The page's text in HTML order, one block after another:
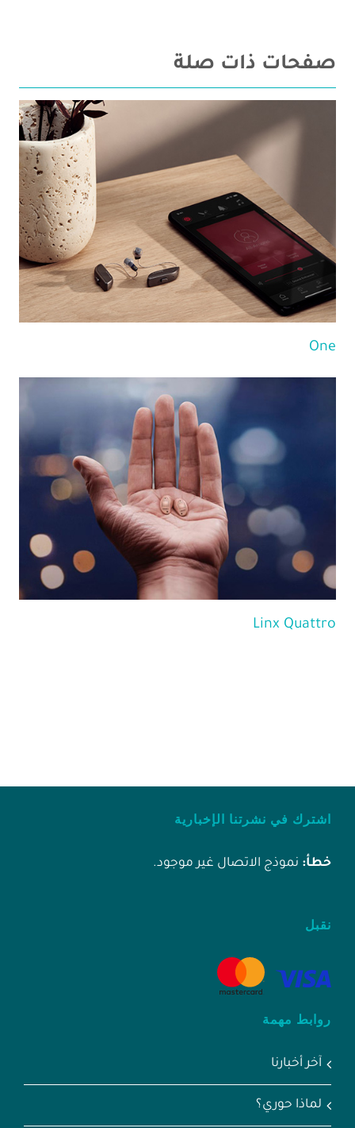
صفحات ذات صلة
One
Linx Quattro
اشترك في نشرتنا الإخبارية
خطأ: نموذج الاتصال غير موجود.
نقبل
روابط مهمة
آخر أخبارنا
لماذا حوري؟